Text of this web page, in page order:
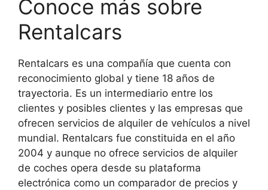
Conoce más sobre
Rentalcars
Rentalcars es una compañía que cuenta con
reconocimiento global y tiene 18 años de
trayectoria. Es un intermediario entre los
clientes y posibles clientes y las empresas que
ofrecen servicios de alquiler de vehículos a nivel
mundial. Rentalcars fue constituida en el año
2004 y aunque no ofrece servicios de alquiler
de coches opera desde su plataforma
electrónica como un comparador de precios y